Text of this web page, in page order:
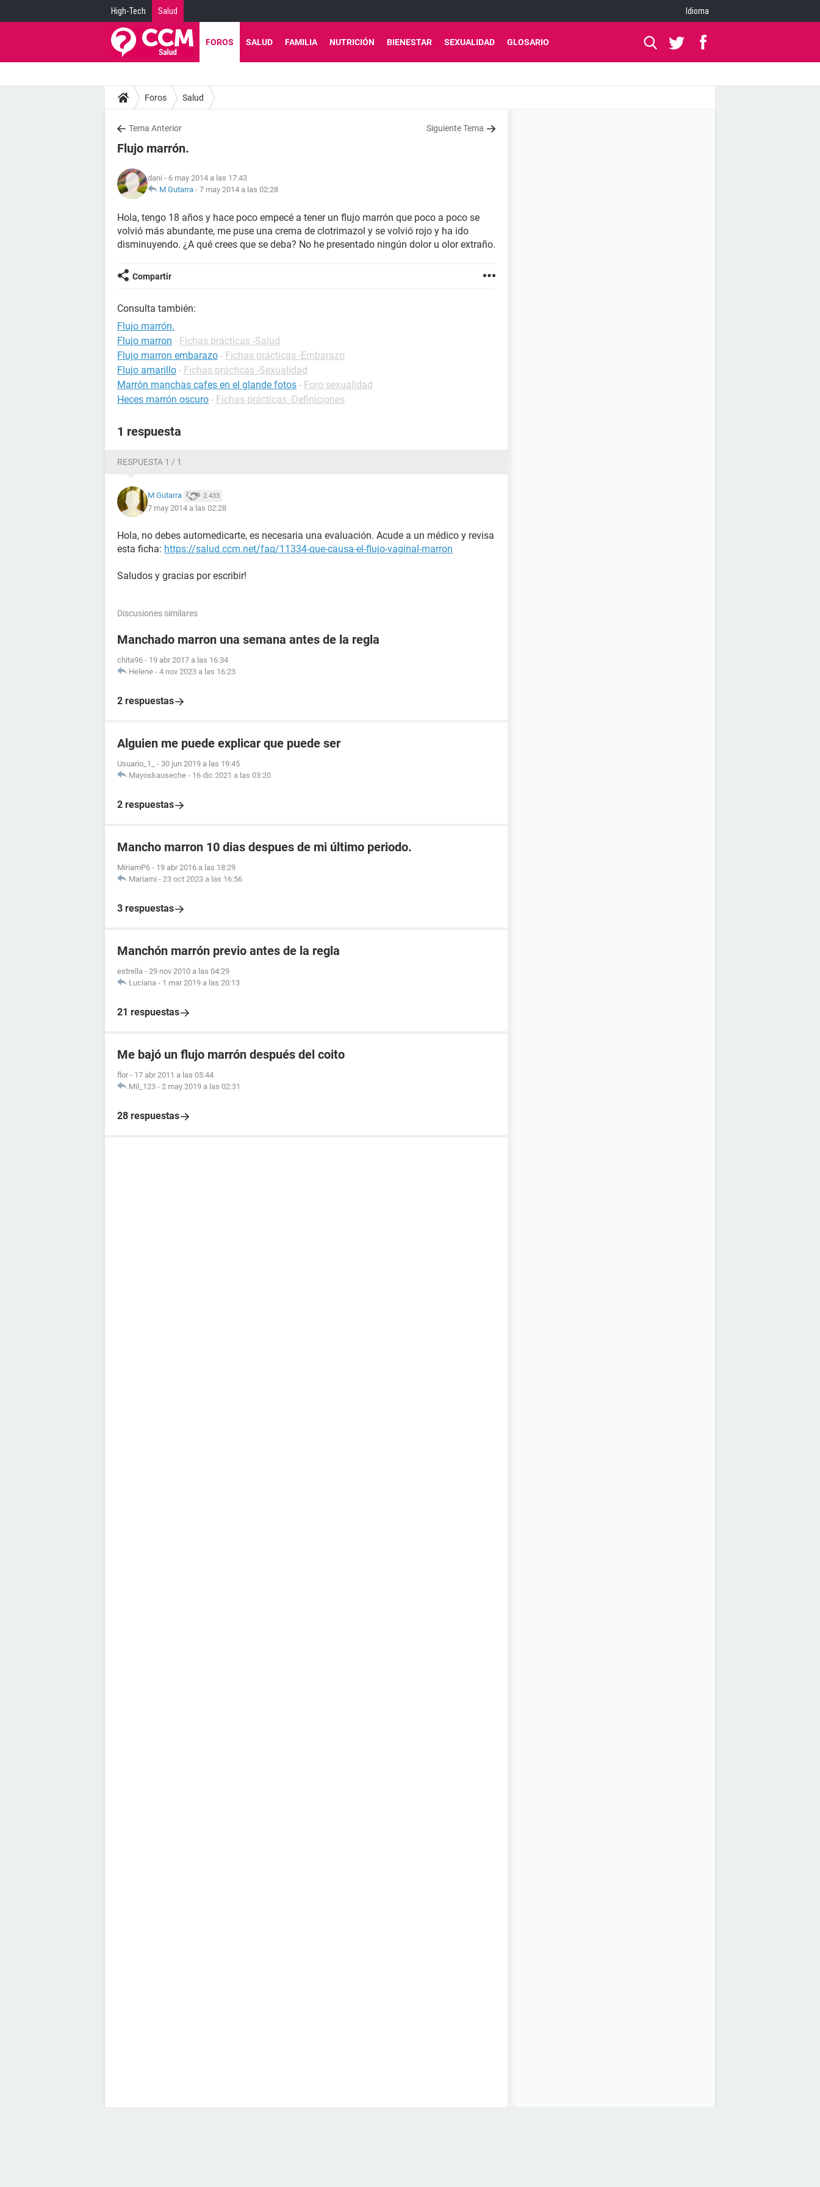
High-Tech Salud Idioma
FOROS SALUD FAMILIA NUTRICIÓN BIENESTAR SEXUALIDAD GLOSARIO
Foros Salud
Tema Anterior Siguiente Tema
Flujo marrón.
dani - 6 may 2014 a las 17:43
M Gutarra - 7 may 2014 a las 02:28
Hola, tengo 18 años y hace poco empecé a tener un flujo marrón que poco a poco se
volvió más abundante, me puse una crema de clotrimazol y se volvió rojo y ha ido
disminuyendo. ¿A qué crees que se deba? No he presentado ningún dolor u olor extraño.
Compartir
Consulta también:
Flujo marrón.
Flujo marron - Fichas prácticas -Salud
Flujo marron embarazo - Fichas prácticas -Embarazo
Flujo amarillo - Fichas prácticas -Sexualidad
Marrón manchas cafes en el glande fotos - Foro sexualidad
Heces marrón oscuro - Fichas prácticas -Definiciones
1 respuesta
RESPUESTA 1 / 1
M Gutarra 2.433
7 may 2014 a las 02:28
Hola, no debes automedicarte, es necesaria una evaluación. Acude a un médico y revisa
esta ficha: https://salud.ccm.net/faq/11334-que-causa-el-flujo-vaginal-marron
Saludos y gracias por escribir!
Discusiones similares
Manchado marron una semana antes de la regla
chita96 - 19 abr 2017 a las 16:34
Helene - 4 nov 2023 a las 16:23
2 respuestas
Alguien me puede explicar que puede ser
Usuario_1_ - 30 jun 2019 a las 19:45
Mayoskauseche - 16 dic 2021 a las 03:20
2 respuestas
Mancho marron 10 dias despues de mi último periodo.
MiriamP6 - 19 abr 2016 a las 18:29
Mariami - 23 oct 2023 a las 16:56
3 respuestas
Manchón marrón previo antes de la regla
estrella - 29 nov 2010 a las 04:29
Luciana - 1 mar 2019 a las 20:13
21 respuestas
Me bajó un flujo marrón después del coito
flor - 17 abr 2011 a las 05:44
Mil_123 - 2 may 2019 a las 02:31
28 respuestas